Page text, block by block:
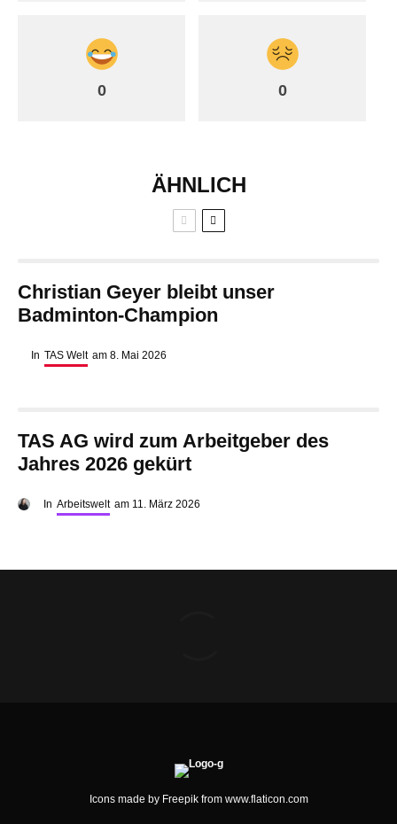
0 0
ÄHNLICH
Christian Geyer bleibt unser
Badminton-Champion
In TAS Welt am 8. Mai 2026
TAS AG wird zum Arbeitgeber des
Jahres 2026 gekürt
In Arbeitswelt am 11. März 2026
Icons made by Freepikfrom www.flaticon.com